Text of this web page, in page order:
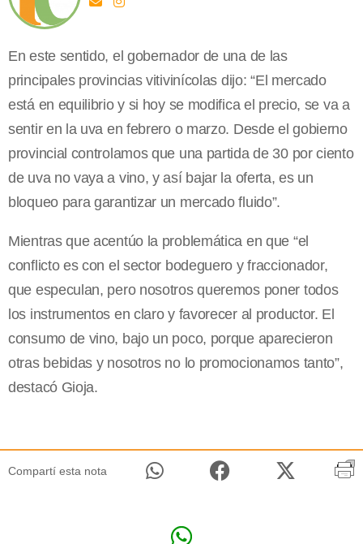
En este sentido, el gobernador de una de las
principales provincias vitivinícolas dijo: “El mercado
está en equilibrio y si hoy se modifica el precio, se va a
sentir en la uva en febrero o marzo. Desde el gobierno
provincial controlamos que una partida de 30 por ciento
de uva no vaya a vino, y así bajar la oferta, es un
bloqueo para garantizar un mercado fluido”.
Mientras que acentúo la problemática en que “el
conflicto es con el sector bodeguero y fraccionador,
que especulan, pero nosotros queremos poner todos
los instrumentos en claro y favorecer al productor. El
consumo de vino, bajo un poco, porque aparecieron
otras bebidas y nosotros no lo promocionamos tanto”,
destacó Gioja.
Compartí esta nota